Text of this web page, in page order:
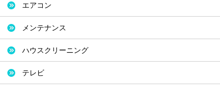
エアコン
メンテナンス
ハウスクリーニング
テレビ